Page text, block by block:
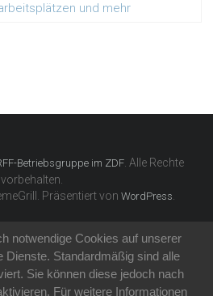
und mehr
Betriebsgruppe im ZDF. Alle Rechte
vorbehalten.
Präsentiert vonWordPress
notwendige Cookies auf unserer
Dienste. Standardmäßig sind alle
Sie können diese jedoch nach
Für weitere Informationen